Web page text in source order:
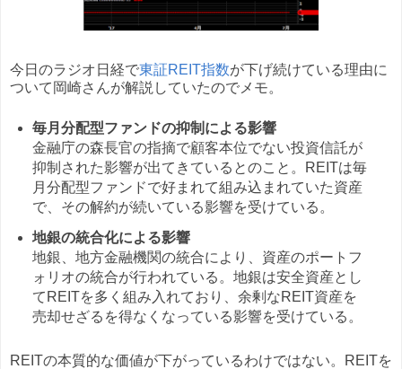
今日のラジオ日経で東証REIT指数が下げ続けている理由に
ついて岡崎さんが解説していたのでメモ。
毎月分配型ファンドの抑制による影響
金融庁の森長官の指摘で顧客本位でない投資信託が
抑制された影響が出てきているとのこと。REITは毎
月分配型ファンドで好まれて組み込まれていた資産
で、その解約が続いている影響を受けている。
地銀の統合化による影響
地銀、地方金融機関の統合により、資産のポートフ
ォリオの統合が行われている。地銀は安全資産とし
てREITを多く組み入れており、余剰なREIT資産を
売却せざるを得なくなっている影響を受けている。
REITの本質的な価値が下がっているわけではない。REITを